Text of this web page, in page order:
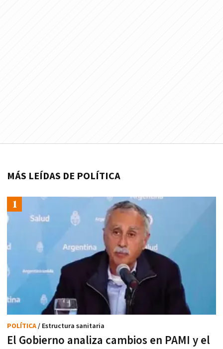
MÁS LEÍDAS DE POLÍTICA
El Gobierno analiza cambios en PAMI y el
POLÍTICA/ Estructura sanitaria